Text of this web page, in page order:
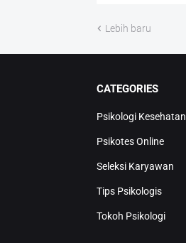
Lebih baru
CATEGORIES
Psikologi Kesehatan
Psikotes Online
Seleksi Karyawan
Tips Psikologis
Tokoh Psikologi